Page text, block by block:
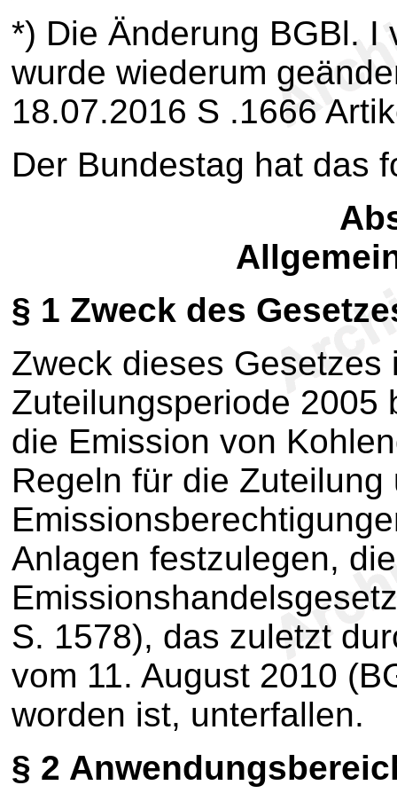
*) Die Änderung BGBl. I
wurde wiederum
18.07.2016 S .1666
Der Bundestag hat das
§ 1 Zweck des
Zweck dieses
Zuteilungsperiode 2005
die Emission von
Regeln für die
Anlagen festzulegen,
S. 1578), das zuletzt
vom 11. August 2010
worden ist, unterfallen.
§ 2